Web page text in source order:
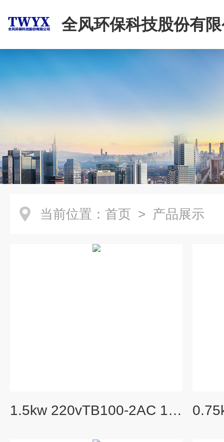
全风环保科技股份有
当前位置： 首页 > 产品展示
1.5kw 220vTB100-2AC 1500W透浦式中压鼓风机